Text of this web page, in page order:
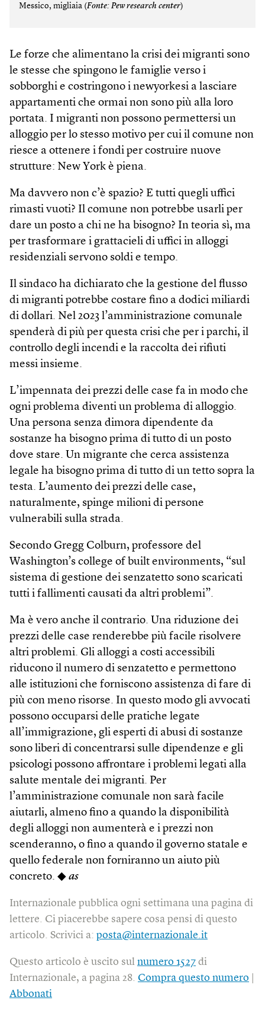
Messico, migliaia (Fonte: Pew research center)
Le forze che alimentano la crisi dei migranti sono
le stesse che spingono le famiglie verso i
sobborghi e costringono i newyorkesi a lasciare
appartamenti che ormai non sono più alla loro
portata. I migranti non possono permettersi un
alloggio per lo stesso motivo per cui il comune non
riesce a ottenere i fondi per costruire nuove
strutture: New York è piena.
Ma davvero non c’è spazio? E tutti quegli uffici
rimasti vuoti? Il comune non potrebbe usarli per
dare un posto a chi ne ha bisogno? In teoria sì, ma
per trasformare i grattacieli di uffici in alloggi
residenziali servono soldi e tempo.
Il sindaco ha dichiarato che la gestione del flusso
di migranti potrebbe costare fino a dodici miliardi
di dollari. Nel 2023 l’amministrazione comunale
spenderà di più per questa crisi che per i parchi, il
controllo degli incendi e la raccolta dei rifiuti
messi insieme.
L’impennata dei prezzi delle case fa in modo che
ogni problema diventi un problema di alloggio.
Una persona senza dimora dipendente da
sostanze ha bisogno prima di tutto di un posto
dove stare. Un migrante che cerca assistenza
legale ha bisogno prima di tutto di un tetto sopra la
testa. L’aumento dei prezzi delle case,
naturalmente, spinge milioni di persone
vulnerabili sulla strada.
Secondo Gregg Colburn, professore del
Washington’s college of built environments, “sul
sistema di gestione dei senzatetto sono scaricati
tutti i fallimenti causati da altri problemi”.
Ma è vero anche il contrario. Una riduzione dei
prezzi delle case renderebbe più facile risolvere
altri problemi. Gli alloggi a costi accessibili
riducono il numero di senzatetto e permettono
alle istituzioni che forniscono assistenza di fare di
più con meno risorse. In questo modo gli avvocati
possono occuparsi delle pratiche legate
all’immigrazione, gli esperti di abusi di sostanze
sono liberi di concentrarsi sulle dipendenze e gli
psicologi possono affrontare i problemi legati alla
salute mentale dei migranti. Per
l’amministrazione comunale non sarà facile
aiutarli, almeno fino a quando la disponibilità
degli alloggi non aumenterà e i prezzi non
scenderanno, o fino a quando il governo statale e
quello federale non forniranno un aiuto più
concreto. ◆ as
Internazionale pubblica ogni settimana una pagina di
lettere. Ci piacerebbe sapere cosa pensi di questo
articolo. Scrivici a: posta@internazionale.it
Questo articolo è uscito sul numero 1527 di
Internazionale, a pagina 28. Compra questo numero
Abbonati